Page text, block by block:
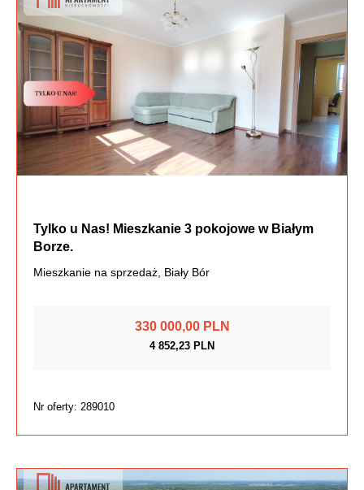
Tylko u Nas! Mieszkanie 3 pokojowe w Białym
Borze.
Mieszkanie na sprzedaż, Biały Bór
330 000,00 PLN
4 852,23 PLN
Nr oferty: 289010